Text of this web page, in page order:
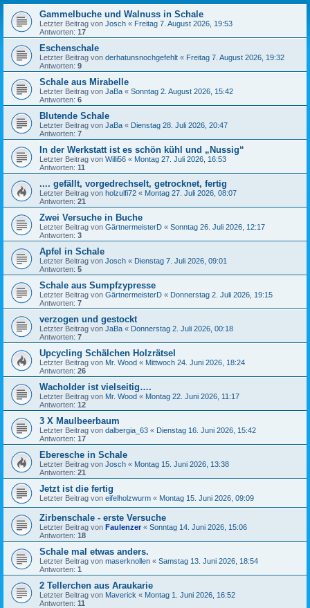
Gammelbuche und Walnuss in Schale
Letzter Beitrag von Josch « Freitag 7. August 2026, 19:53
Antworten: 17
Eschenschale
Letzter Beitrag von derhatunsnochgefehlt « Freitag 7. August 2026, 19:32
Antworten: 9
Schale aus Mirabelle
Letzter Beitrag von JaBa « Sonntag 2. August 2026, 15:42
Antworten: 6
Blutende Schale
Letzter Beitrag von JaBa « Dienstag 28. Juli 2026, 20:47
Antworten: 7
In der Werkstatt ist es schön kühl und „Nussig“
Letzter Beitrag von Willi56 « Montag 27. Juli 2026, 16:53
Antworten: 11
.... gefällt, vorgedrechselt, getrocknet, fertig
Letzter Beitrag von holzulfi72 « Montag 27. Juli 2026, 08:07
Antworten: 21
Zwei Versuche in Buche
Letzter Beitrag von GärtnermeisterD « Sonntag 26. Juli 2026, 12:17
Antworten: 3
Apfel in Schale
Letzter Beitrag von Josch « Dienstag 7. Juli 2026, 09:01
Antworten: 5
Schale aus Sumpfzypresse
Letzter Beitrag von GärtnermeisterD « Donnerstag 2. Juli 2026, 19:15
Antworten: 7
verzogen und gestockt
Letzter Beitrag von JaBa « Donnerstag 2. Juli 2026, 00:18
Antworten: 7
Upcycling Schälchen Holzrätsel
Letzter Beitrag von Mr. Wood « Mittwoch 24. Juni 2026, 18:24
Antworten: 26
Wacholder ist vielseitig….
Letzter Beitrag von Mr. Wood « Montag 22. Juni 2026, 11:17
Antworten: 12
3 X Maulbeerbaum
Letzter Beitrag von dalbergia_63 « Dienstag 16. Juni 2026, 15:42
Antworten: 17
Eberesche in Schale
Letzter Beitrag von Josch « Montag 15. Juni 2026, 13:38
Antworten: 21
Jetzt ist die fertig
Letzter Beitrag von eifelholzwurm « Montag 15. Juni 2026, 09:09
Zirbenschale - erste Versuche
Letzter Beitrag von Faulenzer « Sonntag 14. Juni 2026, 15:06
Antworten: 18
Schale mal etwas anders.
Letzter Beitrag von maserknollen « Samstag 13. Juni 2026, 18:54
Antworten: 1
2 Tellerchen aus Araukarie
Letzter Beitrag von Maverick « Montag 1. Juni 2026, 16:52
Antworten: 11